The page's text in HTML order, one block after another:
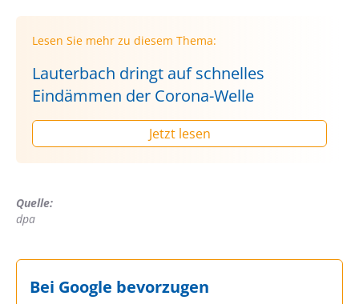
Lesen Sie mehr zu diesem Thema:
Lauterbach dringt auf schnelles
Eindämmen der Corona-Welle
Jetzt lesen
Quelle:
dpa
Bei Google bevorzugen